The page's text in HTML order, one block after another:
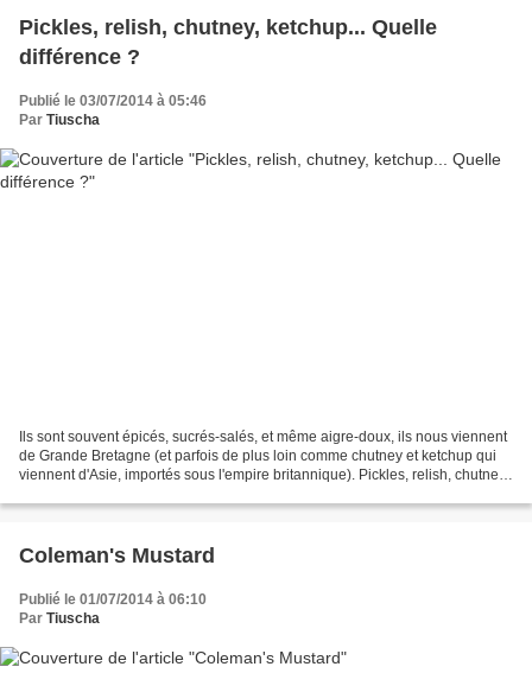
Pickles, relish, chutney, ketchup... Quelle
différence ?
Publié le 03/07/2014 à 05:46
Par Tiuscha
Ils sont souvent épicés, sucrés-salés, et même aigre-doux, ils nous viennent
de Grande Bretagne (et parfois de plus loin comme chutney et ketchup qui
viennent d'Asie, importés sous l'empire britannique). Pickles, relish, chutney,
Coleman's Mustard
Publié le 01/07/2014 à 06:10
Par Tiuscha